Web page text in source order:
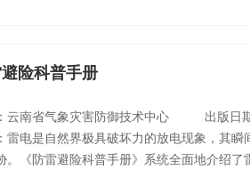
避险科普手册
云南省气象灾害防御技术中心
出版日
雷电是自然界极具破坏力的放电现象，其
。《防雷避险科普手册》系统全面地介绍了